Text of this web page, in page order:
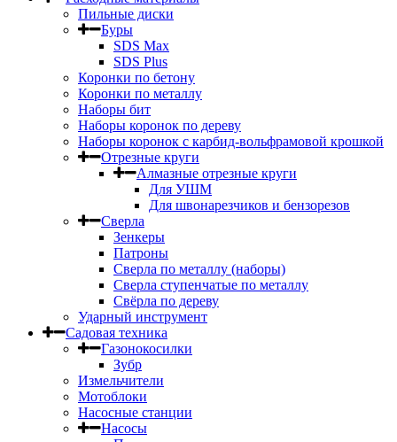
Пильные диски
Буры
SDS Max
SDS Plus
Коронки по бетону
Коронки по металлу
Наборы бит
Наборы коронок по дереву
Наборы коронок с карбид-вольфрамовой крошкой
Отрезные круги
Алмазные отрезные круги
Для УШМ
Для швонарезчиков и бензорезов
Сверла
Зенкеры
Патроны
Сверла по металлу (наборы)
Сверла ступенчатые по металлу
Свёрла по дереву
Ударный инструмент
Садовая техника
Газонокосилки
Зубр
Измельчители
Мотоблоки
Насосные станции
Насосы